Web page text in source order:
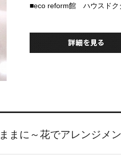
■eco reform館 ハウスドク
まに～花でアレンジメ